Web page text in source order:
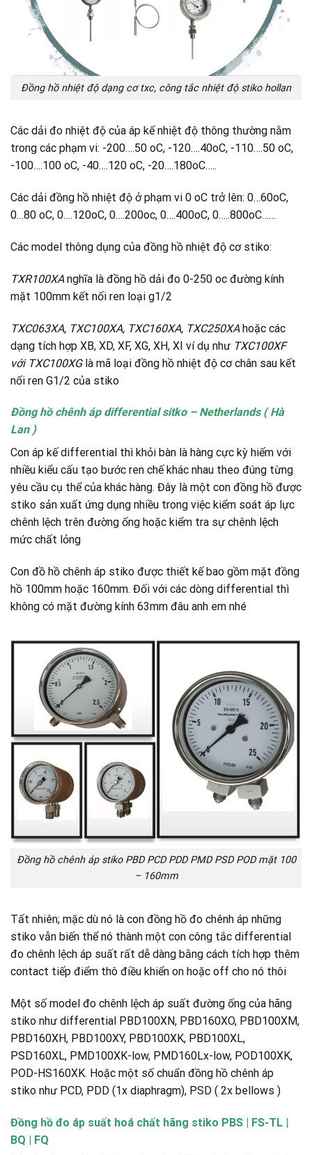
Đồng hồ nhiệt độ dạng cơ txc, công tắc nhiệt độ stiko hollan
Các dải đo nhiệt độ của áp kế nhiệt độ thông thường nằm
trong các phạm vi: -200….50 oC, -120….40oC, -110….50 oC,
-100….100 oC, -40….120 oC, -20….180oC…..
Các dải đồng hồ nhiệt độ ở phạm vi 0 oC trở lên: 0…60oC,
0…80 oC, 0….120oC, 0….200oc, 0….400oC, 0…..800oC……
Các model thông dụng của đồng hồ nhiệt độ cơ stiko:
TXR100XAnghĩa là đồng hồ dải đo 0-250 oc đường kính
mặt 100mm kết nối ren loại g1/2
TXC063XA, TXC100XA, TXC160XA, TXC250XA hoặc các
dạng tích hợp XB, XD, XF, XG, XH, XI ví dụ như TXC100XF
với TXC100XGlà mã loại đồng hồ nhiệt độ cơ chân sau kết
nối ren G1/2 của stiko
Đồng hồ chênh áp differential sitko – Netherlands ( Hà
Lan )
Con áp kế differential thì khỏi bàn là hàng cực kỳ hiếm với
nhiều kiểu cấu tạo bước ren chế khác nhau theo đúng từng
yêu cầu cụ thể của khác hàng. Đây là một con đồng hồ được
stiko sản xuất ứng dụng nhiều trong việc kiểm soát áp lực
chênh lệch trên đường ống hoặc kiểm tra sự chênh lệch
mức chất lỏng
Con đồ hồ chênh áp stiko được thiết kế bao gồm mặt đồng
hồ 100mm hoặc 160mm. Đối với các dòng differential thì
không có mặt đường kính 63mm đâu anh em nhé
Đồng hồ chênh áp stiko PBD PCD PDD PMD PSD POD mặt 100
– 160mm
Tất nhiên; mặc dù nó là con đồng hồ đo chênh áp những
stiko vẫn biến thể nó thành một con công tắc differential
đo chênh lệch áp suất rất dễ dàng bằng cách tích hợp thêm
contact tiếp điểm thô điều khiển on hoặc off cho nó thôi
Một số model đo chênh lệch áp suất đường ống của hãng
stiko như differential PBD100XN, PBD160XO, PBD100XM,
PBD160XH, PBD100XY, PBD100XK, PBD100XL,
PSD160XL, PMD100XK-low, PMD160Lx-low, POD100XK,
POD-HS160XK. Hoặc một số chuẩn đồng hồ chênh áp
stiko như PCD, PDD (1x diaphragm), PSD ( 2x bellows )
Đồng hồ đo áp suất hoá chất hãng stiko PBS | FS-TL |
BQ | FQ